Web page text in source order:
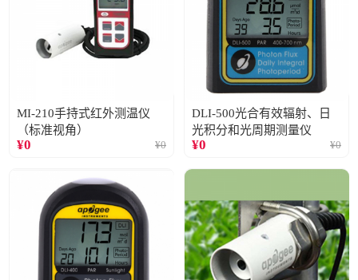
MI-210手持式红外测温仪
（标准视角）
¥0 ¥0
DLI-500光合有效辐射、日
光积分和光周期测量仪
¥0 ¥0